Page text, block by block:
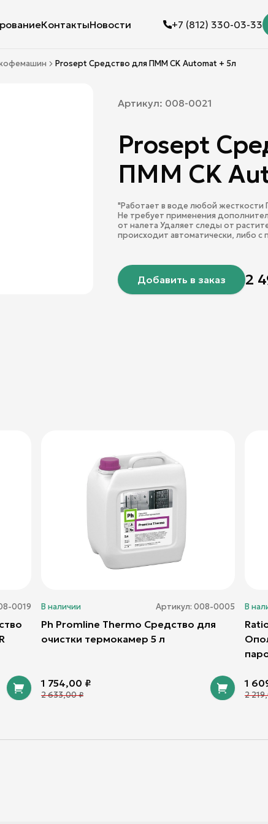
КонтактыНовости +7 (812) 330-03-33
Prosept Средство для ПММ CK Automat + 5л
Артикул: 008-0021
Prosept
ПММ CK
"Работает в воде любой
Не требует применения
от налета Удаляет следы от
происходит автоматически, либо
Добавить в заказ 2
0019 В наличии Артикул: 008-0005
Ph Promline Thermo Средство для
очистки термокамер 5 л
1 754,00 ₽
2 633,00₽
В
1
2